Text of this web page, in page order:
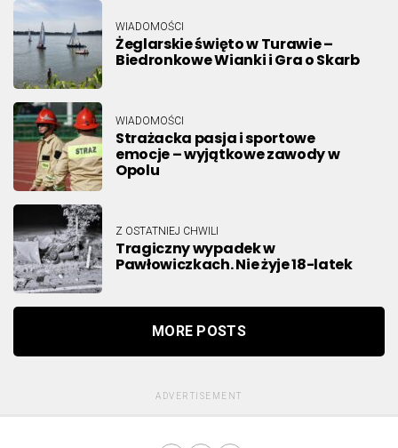
WIADOMOŚCI
Żeglarskie święto w Turawie –
Biedronkowe Wianki i Gra o Skarb
WIADOMOŚCI
Strażacka pasja i sportowe
emocje – wyjątkowe zawody w
Opolu
Z OSTATNIEJ CHWILI
Tragiczny wypadek w
Pawłowiczkach. Nie żyje 18-latek
MORE POSTS
ADVERTISEMENT